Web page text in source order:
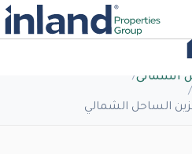
الشمالى/
/